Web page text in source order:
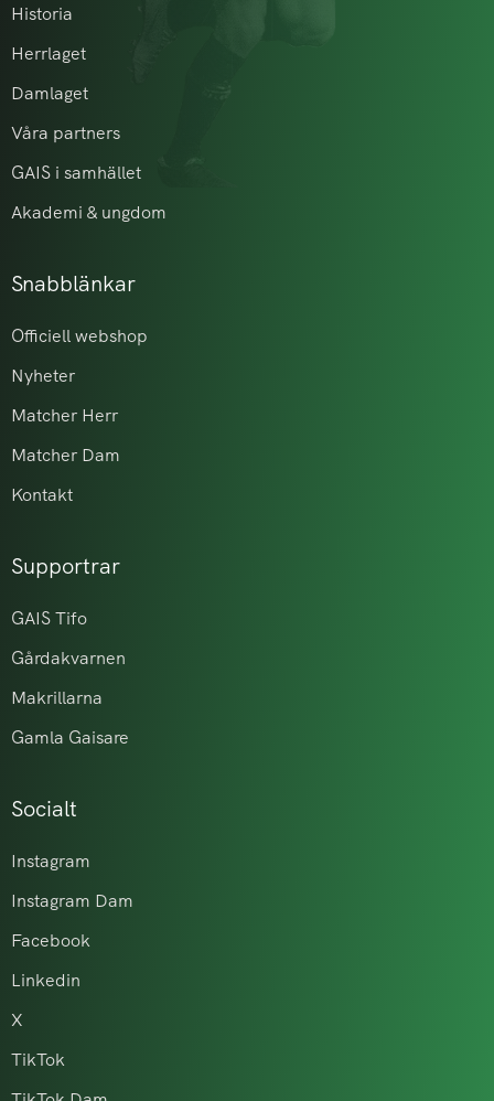
Historia
Herrlaget
Damlaget
Våra partners
GAIS i samhället
Akademi & ungdom
Snabblänkar
Officiell webshop
Nyheter
Matcher Herr
Matcher Dam
Kontakt
Supportrar
GAIS Tifo
Gårdakvarnen
Makrillarna
Gamla Gaisare
Socialt
Instagram
Instagram Dam
Facebook
Linkedin
X
TikTok